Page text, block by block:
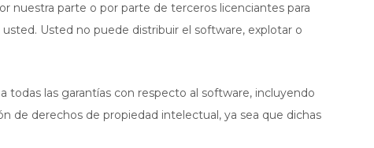
nuestra parte o por parte de terceros licenciantes para
Usted no puede distribuir el software, explotar o
las garantías con respecto al software, incluyendo
de derechos de propiedad intelectual, ya sea que dichas